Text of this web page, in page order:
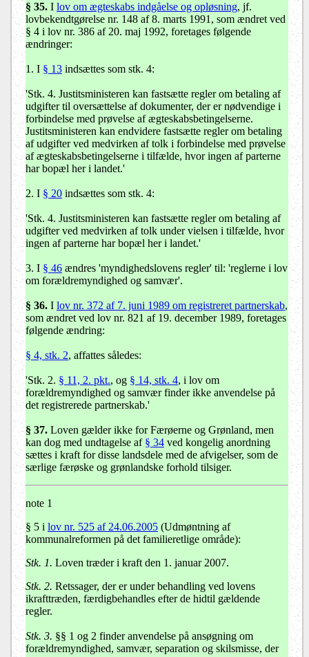
§ 35. I lov om ægteskabs indgåelse og opløsning, jf.
lovbekendtgørelse nr. 148 af 8. marts 1991, som ændret ved
§ 4 i lov nr. 386 af 20. maj 1992, foretages følgende
ændringer:
1. I § 13 indsættes som stk. 4:
'Stk. 4. Justitsministeren kan fastsætte regler om betaling af
udgifter til oversættelse af dokumenter, der er nødvendige i
forbindelse med prøvelse af ægteskabsbetingelserne.
Justitsministeren kan endvidere fastsætte regler om betaling
af udgifter ved medvirken af tolk i forbindelse med prøvelse
af ægteskabsbetingelserne i tilfælde, hvor ingen af parterne
har bopæl her i landet.'
2. I § 20 indsættes som stk. 4:
'Stk. 4. Justitsministeren kan fastsætte regler om betaling af
udgifter ved medvirken af tolk under vielsen i tilfælde, hvor
ingen af parterne har bopæl her i landet.'
3. I § 46 ændres 'myndighedslovens regler' til: 'reglerne i lov
om forældremyndighed og samvær'.
§ 36. I lov nr. 372 af 7. juni 1989 om registreret partnerskab,
som ændret ved lov nr. 821 af 19. december 1989, foretages
følgende ændring:
§ 4, stk. 2, affattes således:
'Stk. 2. § 11, 2. pkt., og § 14, stk. 4, i lov om
forældremyndighed og samvær finder ikke anvendelse på
det registrerede partnerskab.'
§ 37. Loven gælder ikke for Færøerne og Grønland, men
kan dog med undtagelse af § 34 ved kongelig anordning
sættes i kraft for disse landsdele med de afvigelser, som de
særlige færøske og grønlandske forhold tilsiger.
note 1
§ 5 i lov nr. 525 af 24.06.2005 (Udmøntning af
kommunalreformen på det familieretlige område):
Stk. 1. Loven træder i kraft den 1. januar 2007.
Stk. 2. Retssager, der er under behandling ved lovens
ikrafttræden, færdigbehandles efter de hidtil gældende
regler.
Stk. 3. §§ 1 og 2 finder anvendelse på ansøgning om
forældremyndighed, samvær, separation og skilsmisse, der